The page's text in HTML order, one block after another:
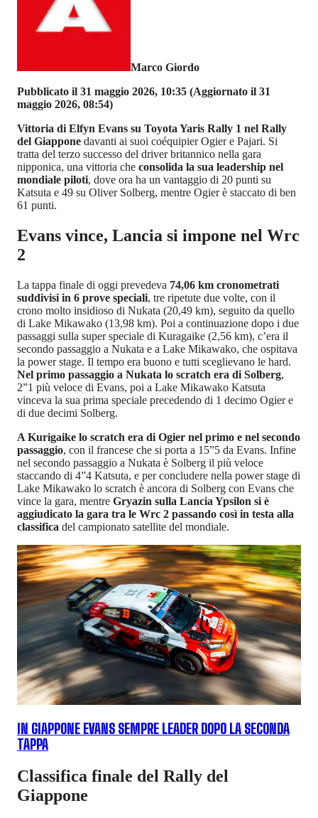
Marco Giordo
Pubblicato il 31 maggio 2026, 10:35 (Aggiornato il 31
maggio 2026, 08:54)
Vittoria di Elfyn Evans su Toyota Yaris Rally 1 nel Rally
del Giappone davanti ai suoi coéquipier Ogier e Pajari. Si
tratta del terzo successo del driver britannico nella gara
nipponica, una vittoria che consolida la sua leadership nel
mondiale piloti, dove ora ha un vantaggio di 20 punti su
Katsuta e 49 su Oliver Solberg, mentre Ogier è staccato di ben
61 punti.
Evans vince, Lancia si impone nel Wrc
2
La tappa finale di oggi prevedeva 74,06 km cronometrati
suddivisi in 6 prove speciali, tre ripetute due volte, con il
crono molto insidioso di Nukata (20,49 km), seguito da quello
di Lake Mikawako (13,98 km). Poi a continuazione dopo i due
passaggi sulla super speciale di Kuragaike (2,56 km), c’era il
secondo passaggio a Nukata e a Lake Mikawako, che ospitava
la power stage. Il tempo era buono e tutti sceglievano le hard.
Nel primo passaggio a Nukata lo scratch era di Solberg,
2”1 più veloce di Evans, poi a Lake Mikawako Katsuta
vinceva la sua prima speciale precedendo di 1 decimo Ogier e
di due decimi Solberg.
A Kurigaike lo scratch era di Ogier nel primo e nel secondo
passaggio, con il francese che si porta a 15”5 da Evans. Infine
nel secondo passaggio a Nukata è Solberg il più veloce
staccando di 4”4 Katsuta, e per concludere nella power stage di
Lake Mikawako lo scratch è ancora di Solberg con Evans che
vince la gara, mentre Gryazin sulla Lancia Ypsilon si è
aggiudicato la gara tra le Wrc 2 passando così in testa alla
classifica del campionato satellite del mondiale.
IN GIAPPONE EVANS SEMPRE LEADER DOPO LA SECONDA
TAPPA
Classifica finale del Rally del
Giappone